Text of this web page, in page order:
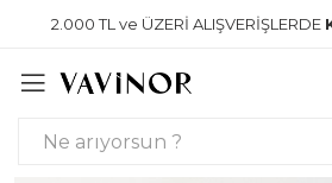
2.000 TL ve ÜZERİ ALIŞVERİŞLERDE